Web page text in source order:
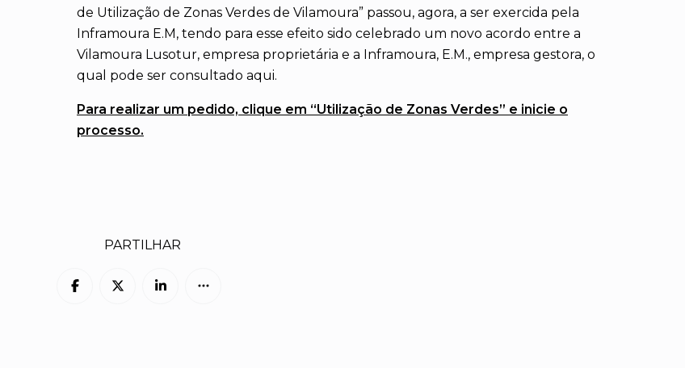
de Utilização de Zonas Verdes de Vilamoura” passou, agora, a ser exercida pela
Inframoura E.M, tendo para esse efeito sido celebrado um novo acordo entre a
Vilamoura Lusotur, empresa proprietária e a Inframoura, E.M., empresa gestora, o
qual pode ser consultado aqui.
Para realizar um pedido, clique em “Utilização de Zonas Verdes” e inicie o
processo.
PARTILHAR